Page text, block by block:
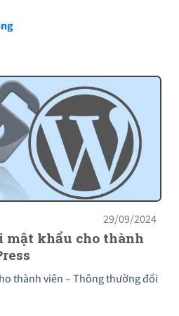
29/09/2024
mật khẩu cho thành
thành viên – Thông thường đổi